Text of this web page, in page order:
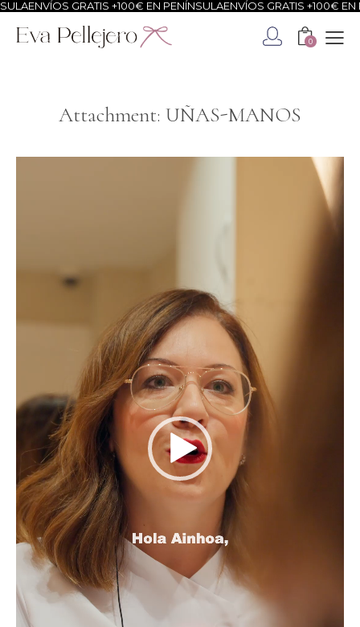
ENVÍOS GRATIS +100€ EN PENÍNSULA ENVÍOS GRATIS +100€ EN
0
Attachment: UÑAS-MANOS